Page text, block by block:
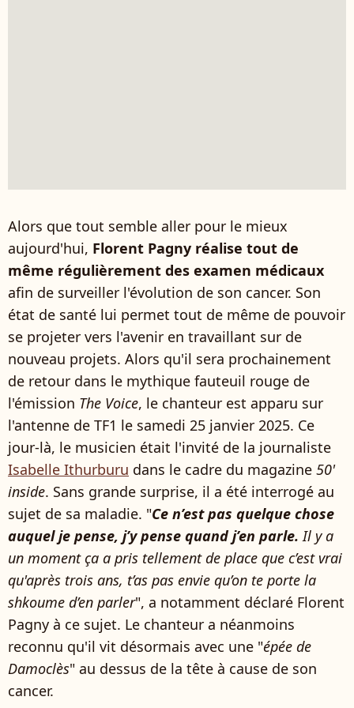
Alors que tout semble aller pour le mieux
aujourd'hui, Florent Pagny réalise tout de
même régulièrement des examen médicaux
afin de surveiller l'évolution de son cancer. Son
état de santé lui permet tout de même de pouvoir
se projeter vers l'avenir en travaillant sur de
nouveau projets. Alors qu'il sera prochainement
de retour dans le mythique fauteuil rouge de
l'émission The Voice, le chanteur est apparu sur
l'antenne de TF1 le samedi 25 janvier 2025. Ce
jour-là, le musicien était l'invité de la journaliste
Isabelle Ithurburu dans le cadre du magazine 50'
inside. Sans grande surprise, il a été interrogé au
sujet de sa maladie. "Ce n’est pas quelque chose
auquel je pense, j’y pense quand j’en parle. Il y a
un moment ça a pris tellement de place que c’est vrai
qu'après trois ans, t’as pas envie qu’on te porte la
shkoume d’en parler", a notamment déclaré Florent
Pagny à ce sujet. Le chanteur a néanmoins
reconnu qu'il vit désormais avec une "épée de
Damoclès" au dessus de la tête à cause de son
cancer.